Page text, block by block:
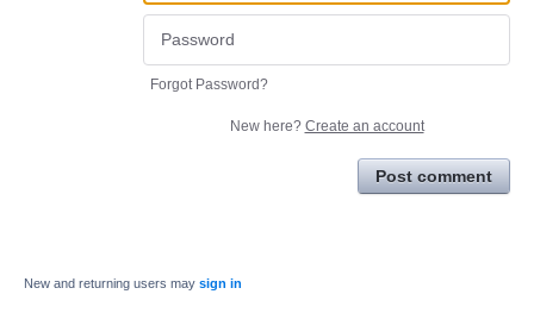
Forgot Password?
New here? Create an account
Post comment
New and returning users may sign in